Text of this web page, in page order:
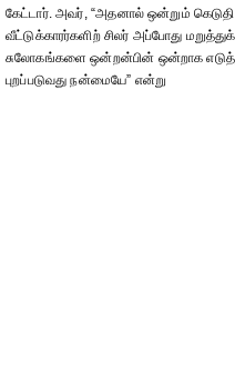
கேட்டார். அவர், “அதனால் ஒன்றும்
வீட்டுக்காரர்களிற் சிலர் அப்போது
சுலோகங்களை ஒன்றன்பின் ஒன்றாக
புறப்படுவது நன்மையே” என்று